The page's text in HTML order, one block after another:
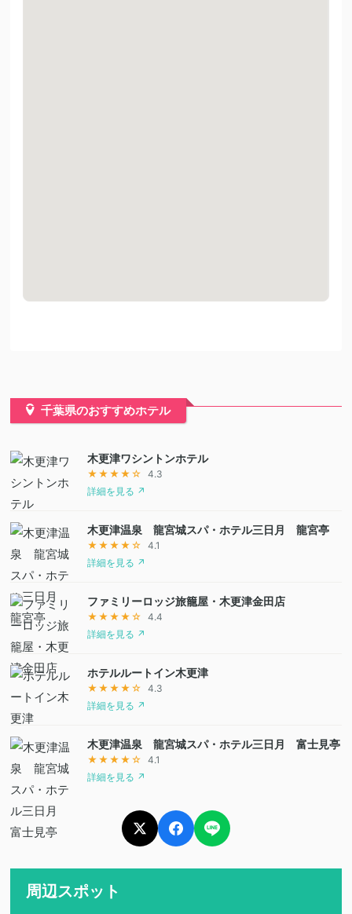
千葉県のおすすめホテル
木更津ワシントンホテル
★★★★☆
4.3
詳細を見る ↗
木更津温泉 龍宮城スパ・ホテル三日月 龍宮亭
★★★★☆
4.1
詳細を見る ↗
ファミリーロッジ旅籠屋・木更津金田店
★★★★☆
4.4
詳細を見る ↗
ホテルルートイン木更津
★★★★☆
4.3
詳細を見る ↗
木更津温泉 龍宮城スパ・ホテル三日月 富士見亭
★★★★☆
4.1
詳細を見る ↗
周辺スポット